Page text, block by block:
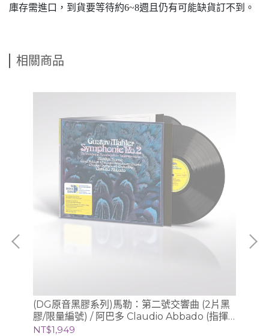
庫存需進口，到貨要等待約6~8週且仍有可能缺貨訂不到。
相關商品
(DG原音黑膠系列)馬勒：第二號交響曲 (2片黑
膠/限量編號) / 阿巴多 Claudio Abbado (指揮)
芝加哥交響樂團
NT$1,949